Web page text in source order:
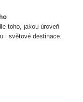
toho, jakou úroveň
i světové destinace.